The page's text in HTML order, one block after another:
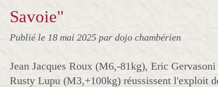
Savoie"
Publié le 18 mai 2025 par dojo chambérien
Jean Jacques Roux (M6,-81kg), Eric
Rusty Lupu (M3,+100kg) réussissent l'exploit